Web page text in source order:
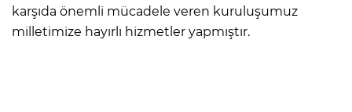
karşıda önemli mücadele veren kuruluşumuz
milletimize hayırlı hizmetler yapmıştır.